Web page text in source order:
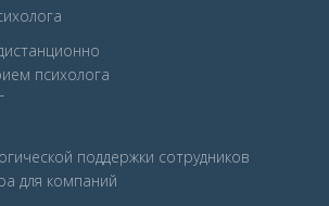
психолога
поддержки сотрудников
для компаний